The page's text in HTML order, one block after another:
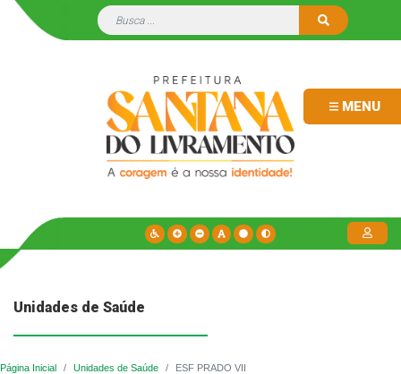
MENU
Unidades de Saúde
Página Inicial Unidades de Saúde ESF PRADO VII